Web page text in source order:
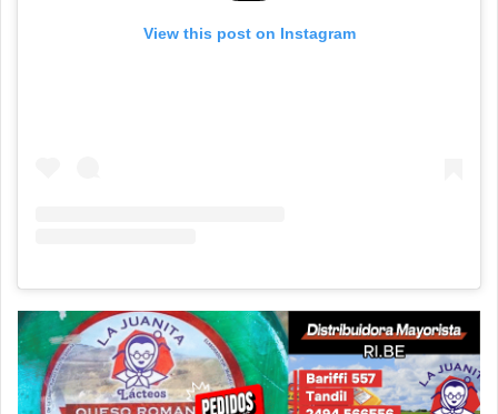
View this post on Instagram